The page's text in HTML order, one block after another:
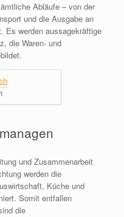
Abläufe – von der
und die Ausgabe an
Es werden aussagekräftige
die Waren- und
und Zusammenarbeit
werden die
Küche und
Somit entfallen
die